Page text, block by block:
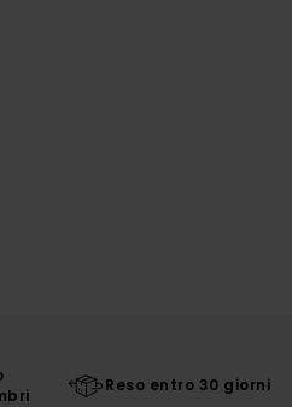
Reso entro 30 giorni